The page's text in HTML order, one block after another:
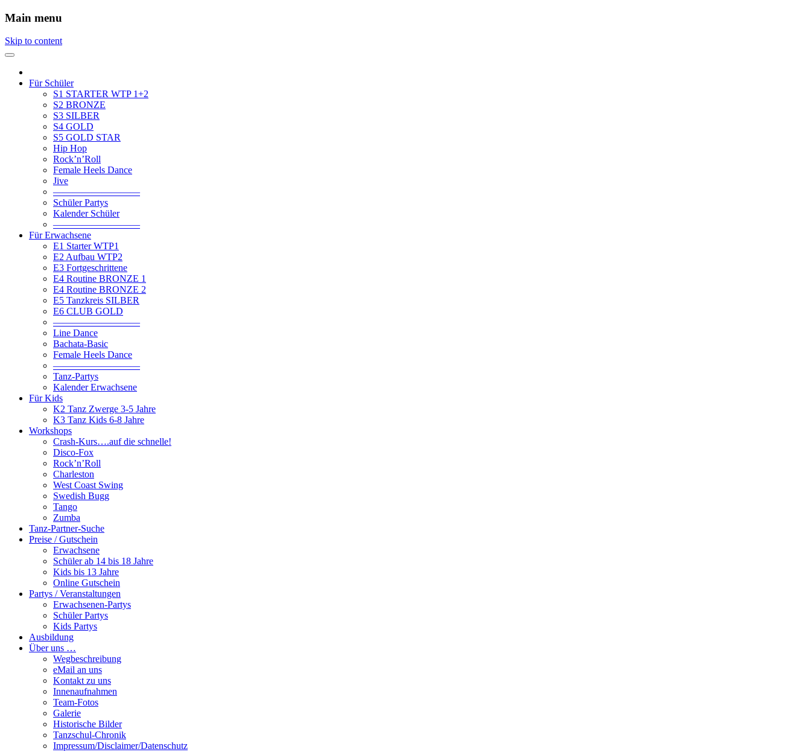
Main menu
Skip to content
Für Schüler
S1 STARTER WTP 1+2
S2 BRONZE
S3 SILBER
S4 GOLD
S5 GOLD STAR
Hip Hop
Rock’n’Roll
Female Heels Dance
Jive
—————————
Schüler Partys
Kalender Schüler
—————————
Für Erwachsene
E1 Starter WTP1
E2 Aufbau WTP2
E3 Fortgeschrittene
E4 Routine BRONZE 1
E4 Routine BRONZE 2
E5 Tanzkreis SILBER
E6 CLUB GOLD
—————————
Line Dance
Bachata-Basic
Female Heels Dance
—————————
Tanz-Partys
Kalender Erwachsene
Für Kids
K2 Tanz Zwerge 3-5 Jahre
K3 Tanz Kids 6-8 Jahre
Workshops
Crash-Kurs….auf die schnelle!
Disco-Fox
Rock’n’Roll
Charleston
West Coast Swing
Swedish Bugg
Tango
Zumba
Tanz-Partner-Suche
Preise / Gutschein
Erwachsene
Schüler ab 14 bis 18 Jahre
Kids bis 13 Jahre
Online Gutschein
Partys / Veranstaltungen
Erwachsenen-Partys
Schüler Partys
Kids Partys
Ausbildung
Über uns …
Wegbeschreibung
eMail an uns
Kontakt zu uns
Innenaufnahmen
Team-Fotos
Galerie
Historische Bilder
Tanzschul-Chronik
Impressum/Disclaimer/Datenschutz